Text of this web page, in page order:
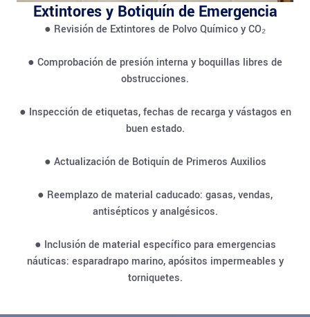
Extintores y Botiquín de Emergencia
● Revisión de Extintores de Polvo Químico y CO₂
● Comprobación de presión interna y boquillas libres de
obstrucciones.
● Inspección de etiquetas, fechas de recarga y vástagos en
buen estado.
● Actualización de Botiquín de Primeros Auxilios
● Reemplazo de material caducado: gasas, vendas,
antisépticos y analgésicos.
● Inclusión de material específico para emergencias
náuticas: esparadrapo marino, apósitos impermeables y
torniquetes.